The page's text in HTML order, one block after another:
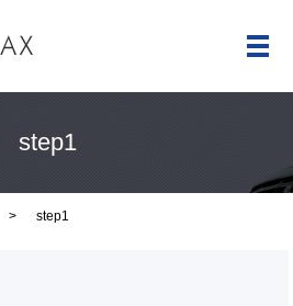
メ
step1
step1